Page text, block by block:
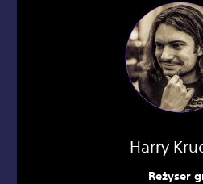
Harry
Reżyser